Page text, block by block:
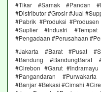
#Tikar #Samak #Pandan
#Distributor #Grosir #Jual
#Pabrik #Produksi
#Suplier #Industri
#Pengadaan #Perusahaan
#Jakarta #Barat #Pusat
#Bandung
#Cirebon #Garut
#Pangandaran
#Banjar #Bekasi #Cimahi